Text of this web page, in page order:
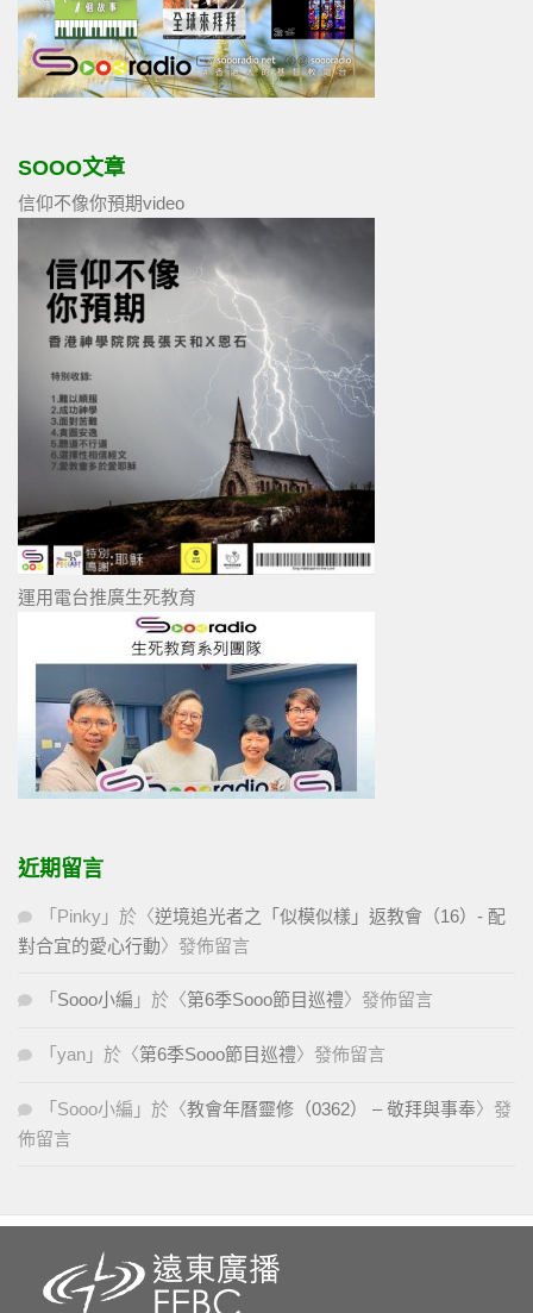
SOOO文章
信仰不像你預期video
運用電台推廣生死教育
近期留言
「 Pinky 」於〈逆境追光者之「似模似樣」返教會（16）- 配
對合宜的愛心行動〉發佈留言
「 Sooo小編 」於〈第6季Sooo節目巡禮〉發佈留言
「 yan 」於〈第6季Sooo節目巡禮〉發佈留言
「 Sooo小編 」於〈教會年曆靈修（0362） – 敬拜與事奉〉發
佈留言